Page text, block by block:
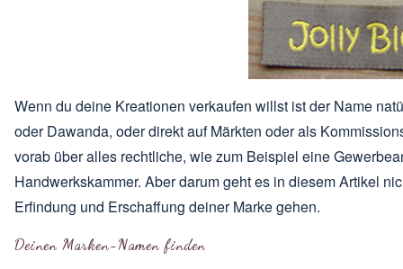
Wenn du deine Kreationen verkaufen willst ist der Name
oder Dawanda, oder direkt auf Märkten oder als
vorab über alles rechtliche, wie zum Beispiel eine
Handwerkskammer. Aber darum geht es in diesem Artikel
Erfindung und Erschaffung deiner Marke gehen.
Deinen Marken-Namen finden